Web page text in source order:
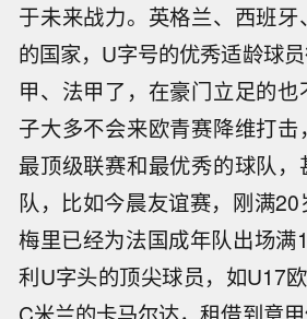
于未来战力。英格兰、西班
的国家，U字号的优秀适龄球
甲、法甲了，在豪门立足的
子大多不会来欧青赛降维打
最顶级联赛和最优秀的球队
队，比如今晨友谊赛，刚满
梅里已经为法国成年队出场满
利U字头的顶尖球员，如U17